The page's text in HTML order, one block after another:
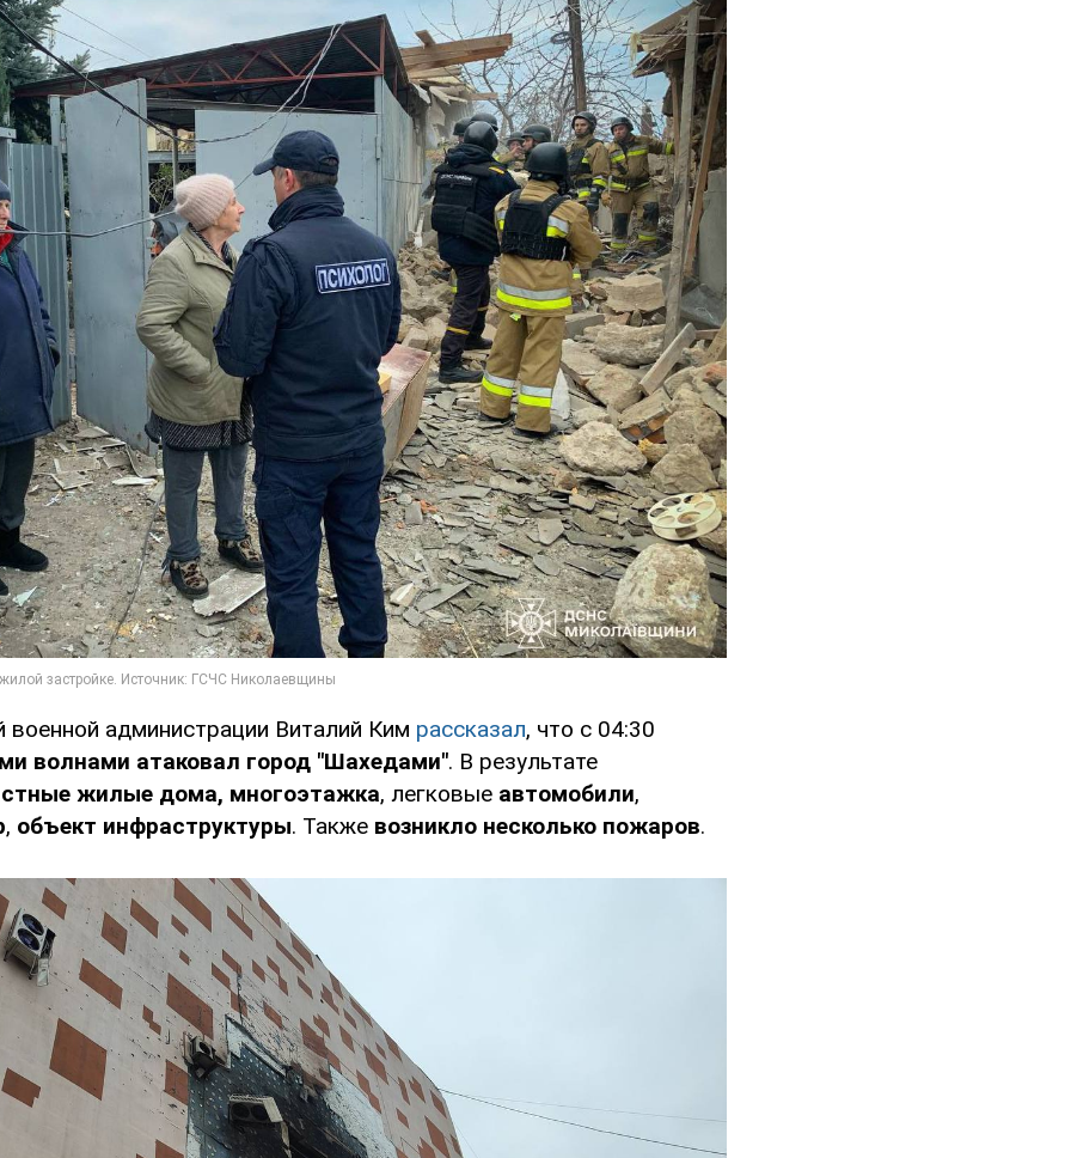
военной администрации Виталий Ким рассказал, что с 04:30
волнами атаковал город "Шахедами". В результате
жилые дома, многоэтажка, легковые автомобили,
, объект инфраструктуры. Также возникло несколько пожаров.